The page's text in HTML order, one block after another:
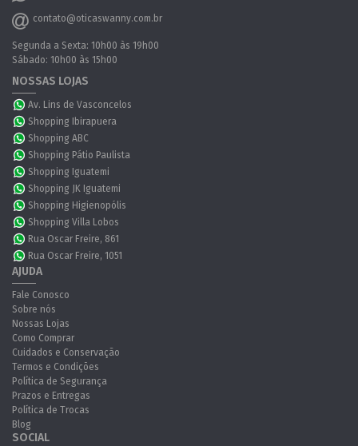
contato@oticaswanny.com.br
Segunda a Sexta: 10h00 às 19h00
Sábado: 10h00 às 15h00
NOSSAS LOJAS
Av. Lins de Vasconcelos
Shopping Ibirapuera
Shopping ABC
Shopping Pátio Paulista
Shopping Iguatemi
Shopping JK Iguatemi
Shopping Higienopólis
Shopping Villa Lobos
Rua Oscar Freire, 861
Rua Oscar Freire, 1051
AJUDA
Fale Conosco
Sobre nós
Nossas Lojas
Como Comprar
Cuidados e Conservação
Termos e Condições
Política de Segurança
Prazos e Entregas
Política de Trocas
Blog
SOCIAL